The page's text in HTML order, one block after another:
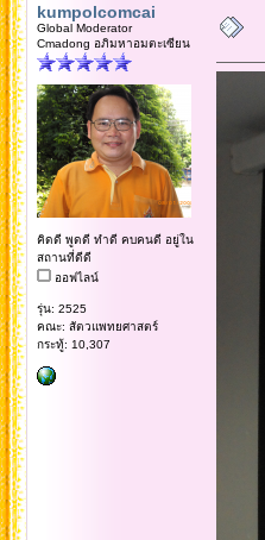
kumpolcomcai
Global Moderator
Cmadong อภิมหาอมตะเซียน
คิดดี พูดดี ทำดี คบคนดี อยู่ใน
สถานที่ดีดี
ออฟไลน์
รุ่น: 2525
คณะ: สัตวแพทยศาสตร์
กระทู้: 10,307